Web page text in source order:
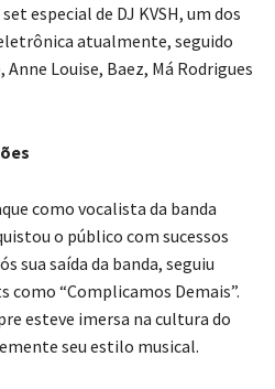
especial de DJ KVSH, um dos
atualmente, seguido
Louise, Baez, Má Rodrigues
como vocalista da banda
o público com sucessos
sua saída da banda, seguiu
“Complicamos Demais”.
esteve imersa na cultura do
seu estilo musical.